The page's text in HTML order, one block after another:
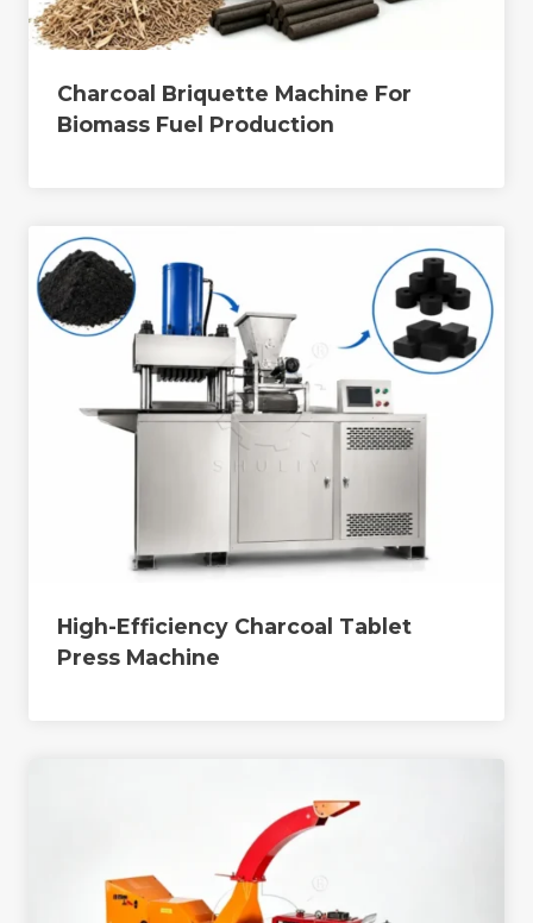
Charcoal Briquette Machine For
Biomass Fuel Production
High-Efficiency Charcoal Tablet
Press Machine